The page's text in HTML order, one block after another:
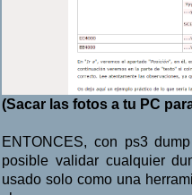
(Sacar las fotos a tu PC
ENTONCES, con ps3
posible validar cualquier
usado solo como una